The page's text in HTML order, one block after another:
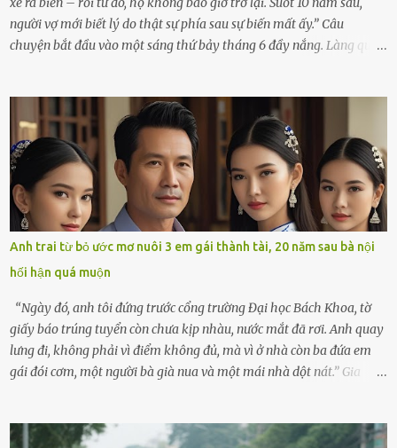
người vợ mới biết lý do thật sự phía sau sự biến mất ấy.” Câu
chuyện bắt đầu vào một sáng thứ bảy tháng 6 đầy nắng. Làng quê
không kém. Ông Minh, vốn là một người đàn ông điềm đạm, ít nói,
hôm ấy lại đặc biệt vui vẻ. Ông chuẩn bị hành lý cho chuyến đi biển
cùng cô con gái 8 tuổi tên Thảo. “Em ở nhà nghỉ ngơi nhé, anh đưa
con đi biển hai ngày, để nó được ngắm sóng, nghịch cát. Về chắc nó
sẽ kể cho em nghe cả tuần không hết chuyện.” – Ông Minh cười
hiền, vuốt tóc vợ. Bà Hạnh nhìn chồng và con gái ríu rít chuẩn bị mà
lòng cũng rộn ràng. Bà vốn ít có dịp đi xa vì còn bận buôn bán ở chợ,
nên lần này cũng đành ở nhà. Thảo ôm chầm lấy mẹ trước khi đi:
“Con sẽ nhặt thật nhiều vỏ sò cho mẹ nhé!” Chiếc xe khách lăn
bánh rời khỏi bến...
Anh trai từ bỏ ước mơ nuôi 3 em gái thành tài, 20 năm sau bà nội
hối hận quá muộn
“Ngày đó, anh tôi đứng trước cổng trường Đại học Bách Khoa, tờ
giấy báo trúng tuyển còn chưa kịp nhàu, nước mắt đã rơi. Anh quay
lưng đi, không phải vì điểm không đủ, mà vì ở nhà còn ba đứa em
gái đói cơm, một người bà già nua và một mái nhà dột nát.” Gia
có tin tức. Mọi gánh nặng đổ dồn lên đôi vai gầy guộc của bà nội –